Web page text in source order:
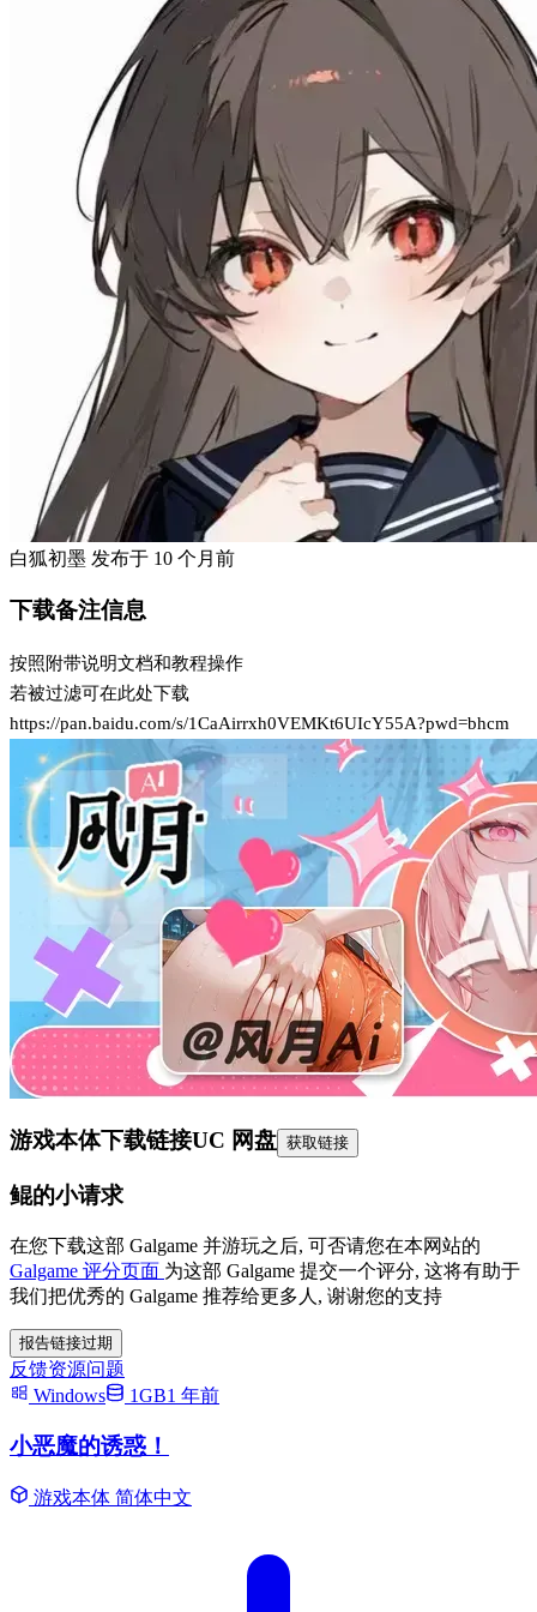
白狐初墨 发布于 10 个月前
下载备注信息
按照附带说明文档和教程操作
若被过滤可在此处下载
https://pan.baidu.com/s/1CaAirrxh0VEMKt6UIcY55A?pwd=bhcm
游戏本体下载链接UC 网盘 获取链接
鲲的小请求
在您下载这部 Galgame 并游玩之后, 可否请您在本网站的
Galgame 评分页面 为这部 Galgame 提交一个评分, 这将有助于
我们把优秀的 Galgame 推荐给更多人, 谢谢您的支持
报告链接过期
反馈资源问题
Windows
1GB1 年前
小恶魔的诱惑！
游戏本体 简体中文